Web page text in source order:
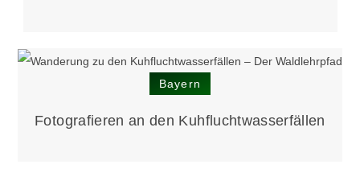
Bayern
Fotografieren an den Kuhfluchtwasserfällen